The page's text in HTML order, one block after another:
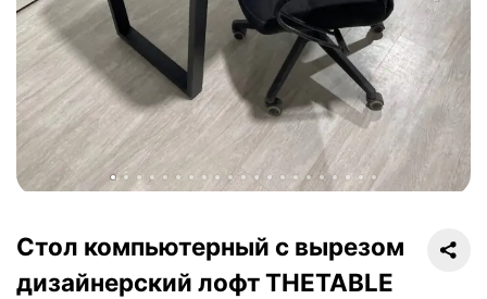
Стол компьютерный с вырезом
дизайнерский лофт THETABLE